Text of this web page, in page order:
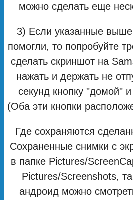
можно сделать еще
3) Если указанные
помогли, то попробуйте
сделать скриншот на
нажать и держать не
секунд кнопку "домой"
(Оба эти кнопки
Где сохраняются
Сохраненные снимки с
в папке Pictures/
Pictures/Screenshots,
андроид можно